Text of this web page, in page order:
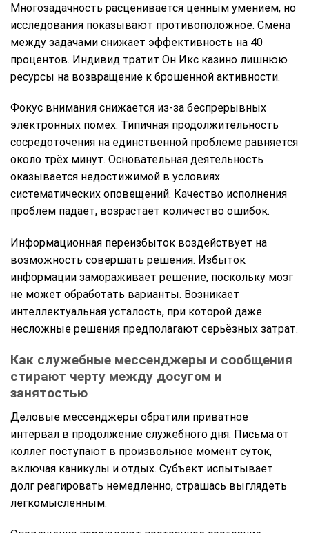
Многозадачность расценивается ценным умением, но
исследования показывают противоположное. Смена
между задачами снижает эффективность на 40
процентов. Индивид тратит Он Икс казино лишнюю
ресурсы на возвращение к брошенной активности.
Фокус внимания снижается из-за беспрерывных
электронных помех. Типичная продолжительность
сосредоточения на единственной проблеме равняется
около трёх минут. Основательная деятельность
оказывается недостижимой в условиях
систематических оповещений. Качество исполнения
проблем падает, возрастает количество ошибок.
Информационная переизбыток воздействует на
возможность совершать решения. Избыток
информации замораживает решение, поскольку мозг
не может обработать варианты. Возникает
интеллектуальная усталость, при которой даже
несложные решения предполагают серьёзных затрат.
Как служебные мессенджеры и сообщения
стирают черту между досугом и
занятостью
Деловые мессенджеры обратили приватное
интервал в продолжение служебного дня. Письма от
коллег поступают в произвольное момент суток,
включая каникулы и отдых. Субъект испытывает
долг реагировать немедленно, страшась выглядеть
легкомысленным.